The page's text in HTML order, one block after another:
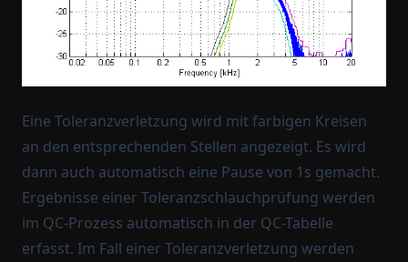
Eine Toleranzverletzung wird mit farbigen Kreisen
an den entsprechenden Stellen angezeigt. Es wird
dann auch automatisch eine Pause von 1s gemacht.
Ergebnisse einer Toleranzschlauchprüfung werden
im QC-Prozess automatisch in der QC-Tabelle
erfasst. Im Fall einer Toleranzverletzung werden